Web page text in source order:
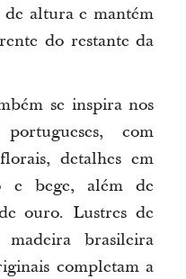
de altura emantém
do restante da
se inspira nos
com
detalhes em
e bege, além de
ouro. Lustres de
brasileira
completam a